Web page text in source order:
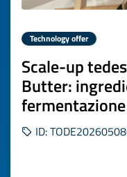
Technology offer
Scale-up
Butter:
ID: